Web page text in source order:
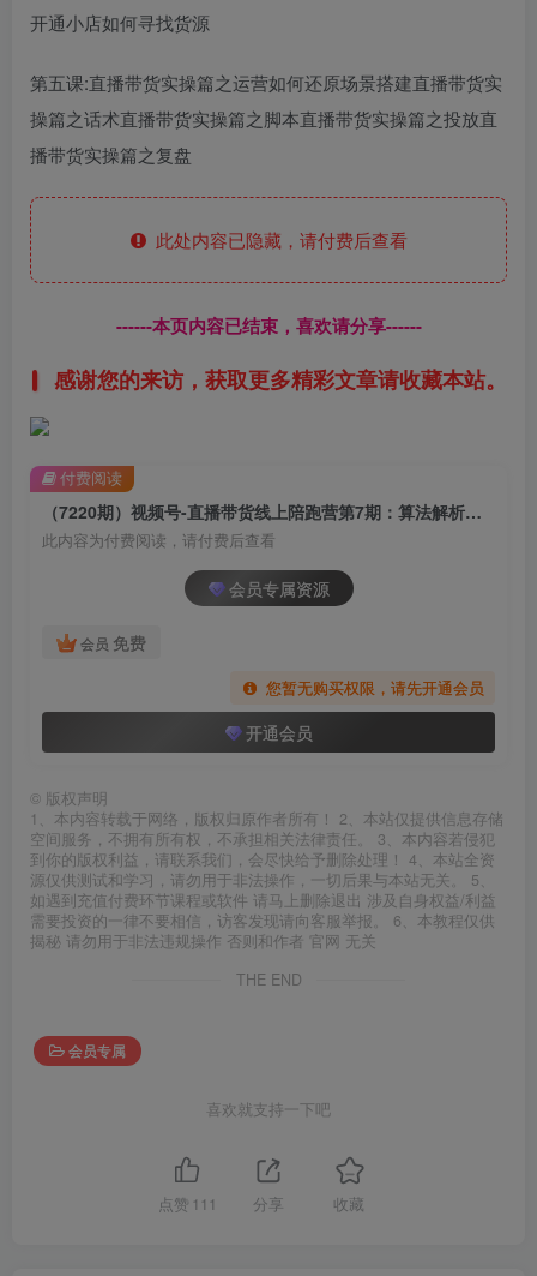
开通小店如何寻找货源
第五课:直播带货实操篇之运营如何还原场景搭建直播带货实
操篇之话术直播带货实操篇之脚本直播带货实操篇之投放直
播带货实操篇之复盘
此处内容已隐藏，请付费后查看
------本页内容已结束，喜欢请分享------
感谢您的来访，获取更多精彩文章请收藏本站。
（7220期）视频号-直播带货线上陪跑营第7期：算法解析、流量来源和推送逻辑，起号逻辑
此内容为付费阅读，请付费后查看
会员专属资源
会员 免费
您暂无购买权限，请先开通会员
开通会员
付费阅读
© 版权声明
1、本内容转载于网络，版权归原作者所有！ 2、本站仅提供信息存储
空间服务，不拥有所有权，不承担相关法律责任。 3、本内容若侵犯
到你的版权利益，请联系我们，会尽快给予删除处理！ 4、本站全资
源仅供测试和学习，请勿用于非法操作，一切后果与本站无关。 5、
如遇到充值付费环节课程或软件 请马上删除退出 涉及自身权益/利益
需要投资的一律不要相信，访客发现请向客服举报。 6、本教程仅供
揭秘 请勿用于非法违规操作 否则和作者 官网 无关
THE END
会员专属
喜欢就支持一下吧
点赞 111 分享 收藏